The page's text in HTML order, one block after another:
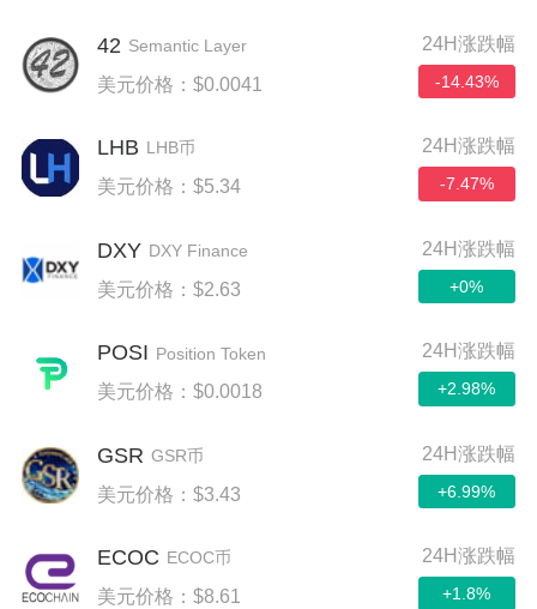
42 Semantic Layer
美元价格：$0.0041
24H涨跌幅
-14.43%
LHB LHB币
美元价格：$5.34
24H涨跌幅
-7.47%
DXY DXY Finance
美元价格：$2.63
24H涨跌幅
+0%
POSI Position Token
美元价格：$0.0018
24H涨跌幅
+2.98%
GSR GSR币
美元价格：$3.43
24H涨跌幅
+6.99%
ECOC ECOC币
美元价格：$8.61
24H涨跌幅
+1.8%